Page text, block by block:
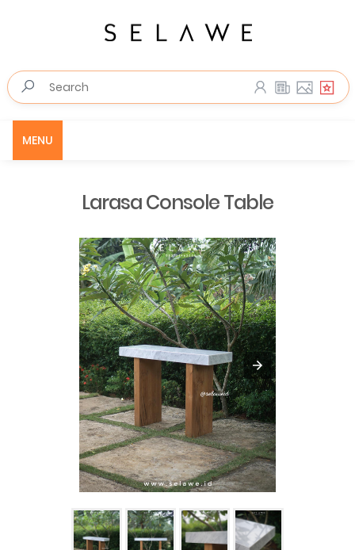
MENU
Larasa Console Table